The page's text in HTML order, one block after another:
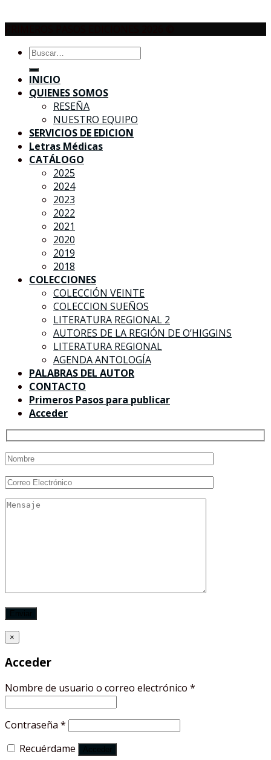
Buscar
por:
INICIO
QUIENES SOMOS
RESEÑA
NUESTRO EQUIPO
SERVICIOS DE EDICION
Letras Médicas
CATÁLOGO
2025
2024
2023
2022
2021
2020
2019
2018
COLECCIONES
COLECCIÓN VEINTE
COLECCION SUEÑOS
LITERATURA REGIONAL 2
AUTORES DE LA REGIÓN DE O’HIGGINS
LITERATURA REGIONAL
AGENDA ANTOLOGÍA
PALABRAS DEL AUTOR
CONTACTO
Primeros Pasos para publicar
Acceder
×
Acceder
Nombre de usuario o correo electrónico *
Contraseña *
Recuérdame